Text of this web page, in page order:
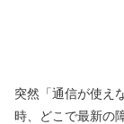
突然「通信が使え
時、どこで最新の